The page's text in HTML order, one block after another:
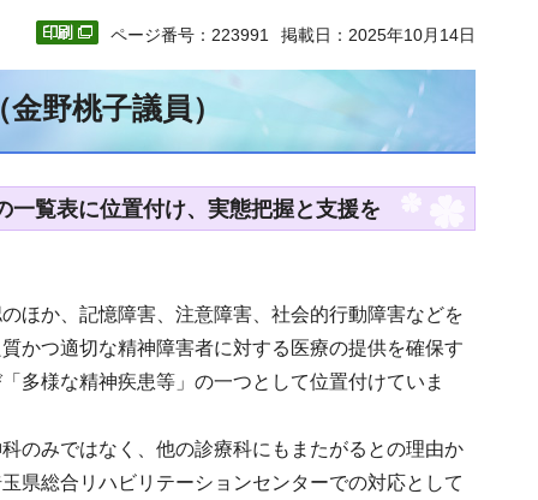
ページ番号：223991 掲載日：2025年10月14日
野桃子議員）
覧表に位置付け、実態把握と支援を
ほか、記憶障害、注意障害、社会的行動障害などを
かつ適切な精神障害者に対する医療の提供を確保す
多様な精神疾患等」の一つとして位置付けていま
のみではなく、他の診療科にもまたがるとの理由か
県総合リハビリテーションセンターでの対応として